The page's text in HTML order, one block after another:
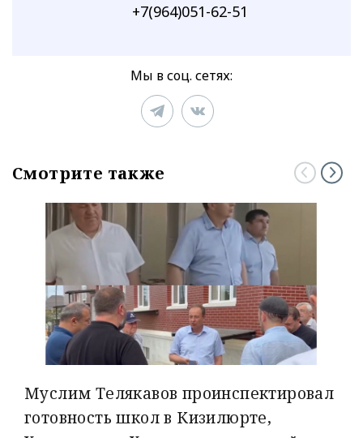
+7(964)051-62-51
Мы в соц. сетях:
Смотрите также
Муслим Телякавов проинспектировал
готовность школ в Кизилюрте,